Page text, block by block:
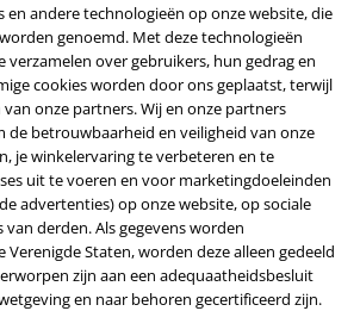
en andere technologieën op onze website, die
worden genoemd. Met deze technologieën
over gebruikers, hun gedrag en
cookies worden door ons geplaatst, terwijl
onze partners. Wij en onze partners
de betrouwbaarheid en veiligheid van onze
je winkelervaring te verbeteren en te
uit te voeren en voor marketingdoeleinden
advertenties) op onze website, op sociale
derden. Als gegevens worden
Verenigde Staten, worden deze alleen gedeeld
zijn aan een adequaatheidsbesluit
en naar behoren gecertificeerd zijn.